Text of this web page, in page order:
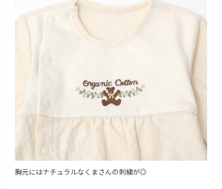
胸元にはナチュラルなくまさんの刺繍が◎